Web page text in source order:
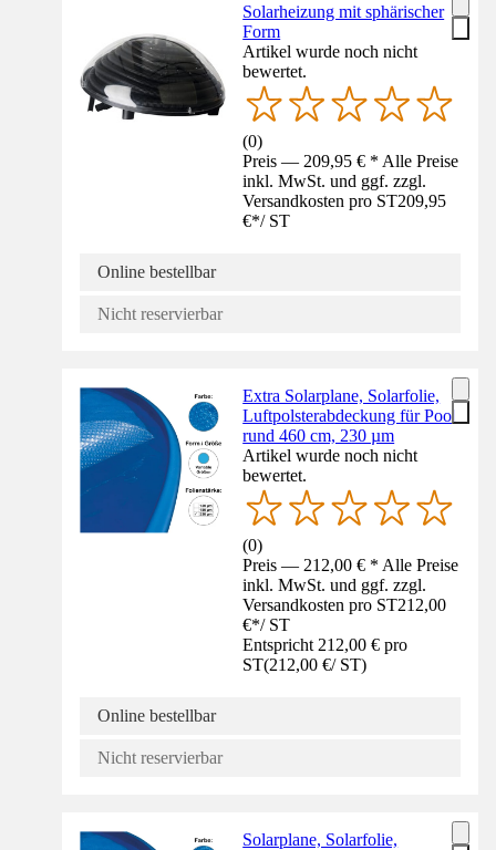
Solarheizung mit sphärischer
Form
Artikel wurde noch nicht
bewertet.
(0)
Preis — 209,95 € * Alle Preise
inkl. MwSt. und ggf. zzgl.
Versandkosten pro ST209,95
€*/ ST
Online bestellbar
Nicht reservierbar
Extra Solarplane, Solarfolie,
Luftpolsterabdeckung für Pool
rund 460 cm, 230 µm
Artikel wurde noch nicht
bewertet.
(0)
Preis — 212,00 € * Alle Preise
inkl. MwSt. und ggf. zzgl.
Versandkosten pro ST212,00
€*/ ST
Entspricht 212,00 € pro
ST(212,00 €/ ST)
Online bestellbar
Nicht reservierbar
Solarplane, Solarfolie,